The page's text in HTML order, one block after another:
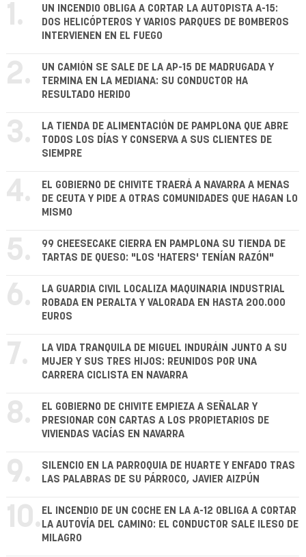
1.
UN INCENDIO OBLIGA A CORTAR LA AUTOPISTA A-15:
DOS HELICÓPTEROS Y VARIOS PARQUES DE BOMBEROS
INTERVIENEN EN EL FUEGO
2.
UN CAMIÓN SE SALE DE LA AP-15 DE MADRUGADA Y
TERMINA EN LA MEDIANA: SU CONDUCTOR HA
RESULTADO HERIDO
3.
LA TIENDA DE ALIMENTACIÓN DE PAMPLONA QUE ABRE
TODOS LOS DÍAS Y CONSERVA A SUS CLIENTES DE
SIEMPRE
4.
EL GOBIERNO DE CHIVITE TRAERÁ A NAVARRA A MENAS
DE CEUTA Y PIDE A OTRAS COMUNIDADES QUE HAGAN LO
MISMO
5.
99 CHEESECAKE CIERRA EN PAMPLONA SU TIENDA DE
TARTAS DE QUESO: "LOS 'HATERS' TENÍAN RAZÓN"
6.
LA GUARDIA CIVIL LOCALIZA MAQUINARIA INDUSTRIAL
ROBADA EN PERALTA Y VALORADA EN HASTA 200.000
EUROS
7.
LA VIDA TRANQUILA DE MIGUEL INDURÁIN JUNTO A SU
MUJER Y SUS TRES HIJOS: REUNIDOS POR UNA
CARRERA CICLISTA EN NAVARRA
8.
EL GOBIERNO DE CHIVITE EMPIEZA A SEÑALAR Y
PRESIONAR CON CARTAS A LOS PROPIETARIOS DE
VIVIENDAS VACÍAS EN NAVARRA
9.
SILENCIO EN LA PARROQUIA DE HUARTE Y ENFADO TRAS
LAS PALABRAS DE SU PÁRROCO, JAVIER AIZPÚN
10. EL INCENDIO DE UN COCHE EN LA A-12 OBLIGA A CORTAR
LA AUTOVÍA DEL CAMINO: EL CONDUCTOR SALE ILESO DE
MILAGRO